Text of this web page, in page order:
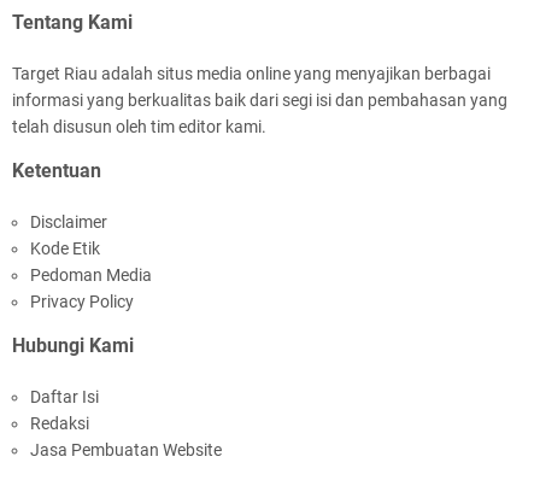
2045
Meranti Ditepungtawari, Sinergi Adat hingga
Green Policing Menguat
Bupati Asmar Sambut Lawatan Adat Melaka,
Tentang Kami
Target Riau adalah situs media online yang menyajikan berbagai
informasi yang berkualitas baik dari segi isi dan pembahasan yang
telah disusun oleh tim editor kami.
Ketentuan
Disclaimer
Kode Etik
Pedoman Media
Privacy Policy
Hubungi Kami
Daftar Isi
Redaksi
Jasa Pembuatan Website